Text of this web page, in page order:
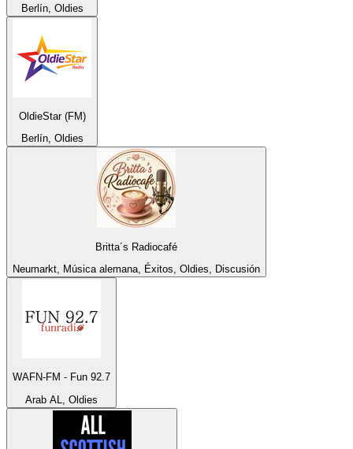
Berlín, Oldies
OldieStar (FM)
Berlín, Oldies
Britta´s Radiocafé
Neumarkt, Música alemana, Éxitos, Oldies, Discusión
WAFN-FM - Fun 92.7
Arab AL, Oldies